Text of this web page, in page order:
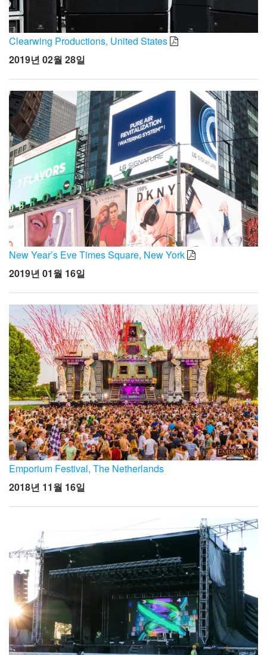
Clearwing Productions, United States
2019년 02월 28일
New Year’s Eve Times Square, New York
2019년 01월 16일
Emporium Festival, The Netherlands
2018년 11월 16일